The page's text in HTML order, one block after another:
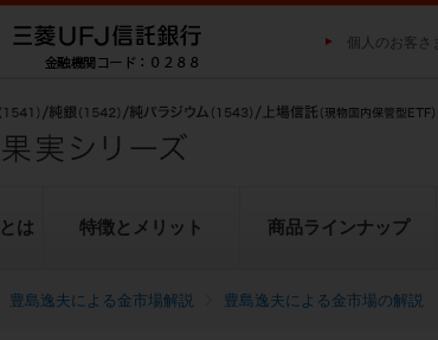
豊島逸夫による金市場解説 豊島逸夫による金市場の解説
個人のお客さ
は 特徴とメリット 商品ラインナップ